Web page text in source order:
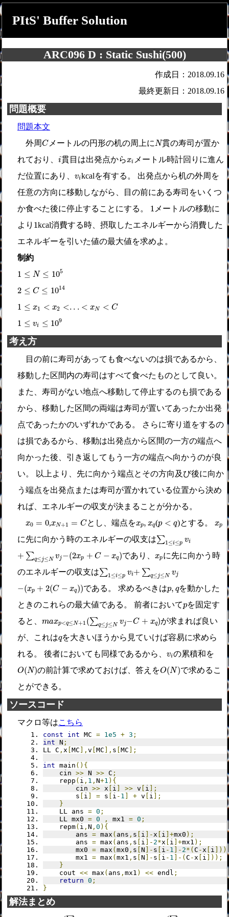
PItS' Buffer Solution
ARC096 D : Static Sushi(500)
作成日：2018.09.16
最終更新日：2018.09.16
問題概要
問題本文
外周C
Cメートルの円形の机の周上にN
N貫の寿司が置か
れており、 i
i貫目は出発点からxi
xi メートル時計回りに進ん
だ位置にあり、 vi
vikcalを有する。 出発点から机の外周を
任意の方向に移動しながら、目の前にある寿司をいくつ
か食べた後に停止することにする。 1
1 メートルの移動に
より 1
1kcal消費する時、摂取したエネルギーから消費した
エネルギーを引いた値の最大値を求めよ。
制約
1 ≤ N ≤ 105
1 N ≤10 5
2 ≤ C ≤ 1014
2 C ≤10 14
1 ≤ x1 < x2 <. . . < xN < C
1 x 1< < ... N
1 ≤ vi ≤ 109
1 v 9
考え方
目の前に寿司があっても食べないのは損であるから、
移動した区間内の寿司はすべて食べたものとして良い。
また、寿司がない地点へ移動して停止するのも損である
から、移動した区間の両端は寿司が置いてあったか出発
点であったかのいずれかである。 さらに寄り道をするの
は損であるから、移動は出発点から区間の一方の端点へ
向かった後、引き返してもう一方の端点へ向かうのが良
い。 以上より、先に向かう端点とその方向及び後に向か
う端点を出発点または寿司が置かれている位置から決め
れば、エネルギーの収支が決まることが分かる。
x0 = 0
x0 ,xN+1 = C
xN とし、端点をxp, xq
xp xq(p < q
p<q )とする。 xp
xp
に先に向かう時のエネルギーの収支は∑1≤i≤p vi
∑1
+ ∑q≤j≤N vj
+ ∑q≤ −(2xp + C − xq)
2x C −xq であり、xp
xpに先に向かう時
のエネルギーの収支は∑1≤i≤p vi
∑1 + ∑q≤j≤N vj
+ ∑q≤
−(xp + 2(C − xq))
x 2 C−xq である。 求めるべきはp, q
p, qを動かした
ときのこれらの最大値である。 前者においてp
pを固定す
ると、 maxp<q≤N+1 (
1(∑q≤j≤N vj
∑q −C + xq
C+ x ))が求まれば良い
が、これはq
qを大きいほうから見ていけば容易に求めら
れる。 後者においても同様であるから、 vi
viの累積和を
O(N)
O(N) の前計算で求めておけば、答えをO(N)
O(N) で求めるこ
とができる。
ソースコード
マクロ等はこちら
const int MC = 1e5 + 3 ;
int N ;
LL C , x MC ], v MC ], s MC ];
int main (){
	cin
>> N >> C ;
	repp
( i , 1 , N+1 ){
		cin
>> x i >> v i ];
		s
i = s i - 1 + v i ];
}
	LL ans
= 0 ;
	LL mx0
= 0 , mx1 = 0 ;
	repm
( i , N , 0 ){
		ans
= max ( ans , s i ]-x i ]+mx0 );
		ans
= max ( ans , s i ]- 2*x i ]+mx1 );
		mx0
= max ( mx0 , s N ]- s i - 1 ]- 2*( C -x i
		mx1
= max ( mx1 , s N ]- s i - 1 ]-( C -x i ]));
}
	cout
<< max ( ans , mx1 ) << endl ;
return 0 ;
}
解法まとめ